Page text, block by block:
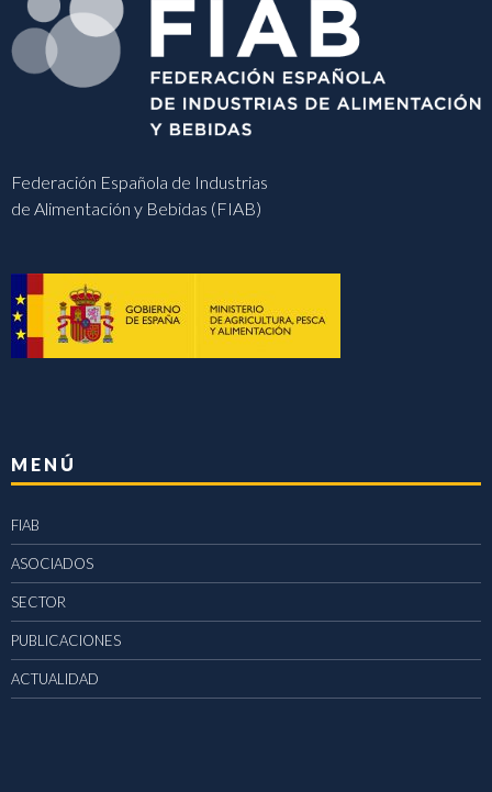
Federación Española de Industrias
de Alimentación y Bebidas (FIAB)
MENÚ
FIAB
ASOCIADOS
SECTOR
PUBLICACIONES
ACTUALIDAD